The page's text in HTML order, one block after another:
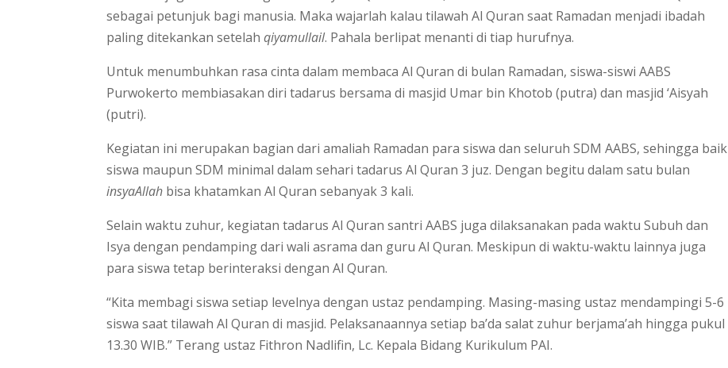
sebagai petunjuk bagi manusia. Maka wajarlah kalau tilawah Al Quran saat Ramadan menjadi ibadah
paling ditekankan setelahqiyamullail. Pahala berlipat menanti di tiap hurufnya.
Untuk menumbuhkan rasa cinta dalam membaca Al Quran di bulan Ramadan, siswa-siswi AABS
Purwokerto membiasakan diri tadarus bersama di masjid Umar bin Khotob (putra) dan masjid ‘Aisyah
(putri).
Kegiatan ini merupakan bagian dari amaliah Ramadan para siswa dan seluruh SDM AABS, sehingga baik
siswa maupun SDM minimal dalam sehari tadarus Al Quran 3 juz. Dengan begitu dalam satu bulan
insyaAllah bisa khatamkan Al Quran sebanyak 3 kali.
Selain waktu zuhur, kegiatan tadarus Al Quran santri AABS juga dilaksanakan pada waktu Subuh dan
Isya dengan pendamping dari wali asrama dan guru Al Quran. Meskipun di waktu-waktu lainnya juga
para siswa tetap berinteraksi dengan Al Quran.
“Kita membagi siswa setiap levelnya dengan ustaz pendamping. Masing-masing ustaz mendampingi 5-6
siswa saat tilawah Al Quran di masjid. Pelaksanaannya setiap ba’da salat zuhur berjama’ah hingga pukul
13.30 WIB.” Terang ustaz Fithron Nadlifin, Lc. Kepala Bidang Kurikulum PAI.